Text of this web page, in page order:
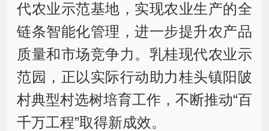
代农业示范基地，实现农业生产的全
链条智能化管理，进一步提升农产品
质量和市场竞争力。乳桂现代农业示
范园，正以实际行动助力桂头镇阳陂
村典型村选树培育工作，不断推动“百
千万工程”取得新成效。